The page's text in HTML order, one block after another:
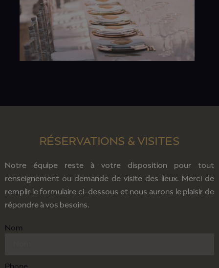
RÉSERVATIONS & VISITES
Notre équipe reste à votre disposition pour tout
renseignement ou demande de visite des lieux. Merci de
remplir le formulaire ci-dessous et nous aurons le plaisir de
répondre à vos besoins.
Nom